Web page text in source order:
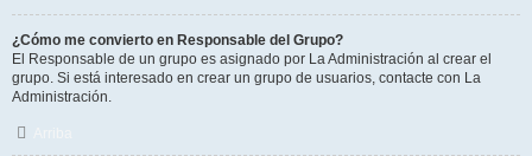
¿Cómo me convierto en Responsable del Grupo?
El Responsable de un grupo es asignado por La Administración al crear el
grupo. Si está interesado en crear un grupo de usuarios, contacte con La
Administración.